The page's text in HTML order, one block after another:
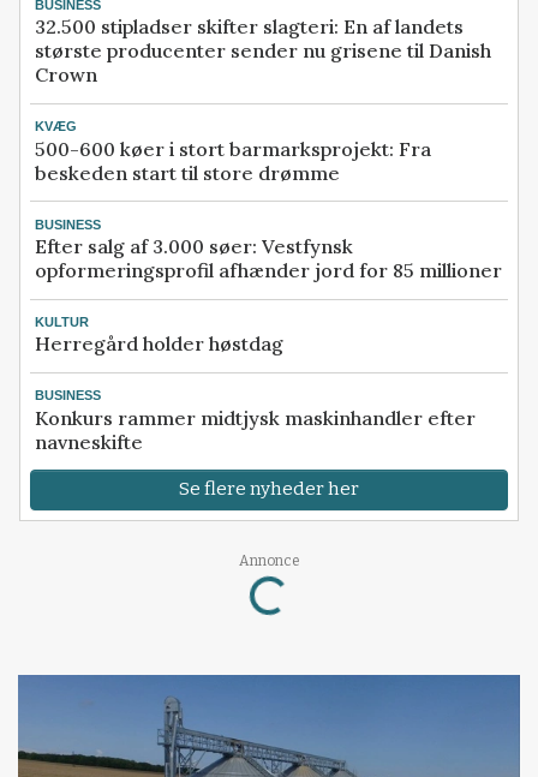
BUSINESS
32.500 stipladser skifter slagteri: En af landets
største producenter sender nu grisene til Danish
Crown
KVÆG
500-600 køer i stort barmarksprojekt: Fra
beskeden start til store drømme
BUSINESS
Efter salg af 3.000 søer: Vestfynsk
opformeringsprofil afhænder jord for 85 millioner
KULTUR
Herregård holder høstdag
BUSINESS
Konkurs rammer midtjysk maskinhandler efter
navneskifte
Se flere nyheder her
Annonce
Loading...